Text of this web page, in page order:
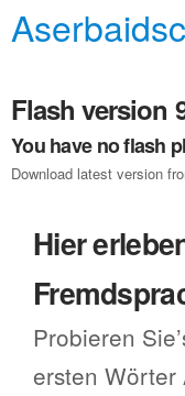
Flash version
You have no flash
Download latest version
Hier
Probieren
ersten